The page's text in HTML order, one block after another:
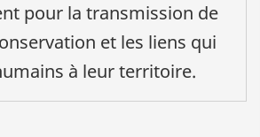
pour la transmission de
et les liens qui
à leur territoire.